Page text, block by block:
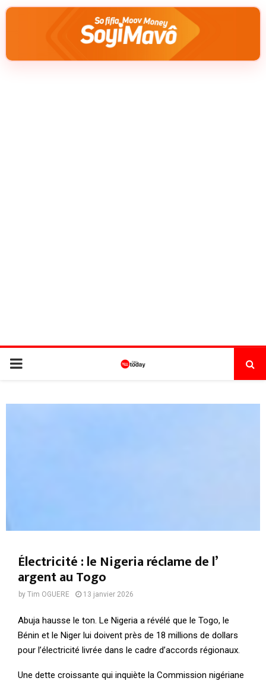
Électricité : le Nigeria réclame de l’
argent au Togo
by Tim OGUERE 13 janvier 2026
Abuja hausse le ton. Le Nigeria a révélé que le Togo, le
Bénin et le Niger lui doivent près de 18 millions de dollars
pour l’électricité livrée dans le cadre d’accords régionaux.
Une dette croissante qui inquiète la Commission nigériane